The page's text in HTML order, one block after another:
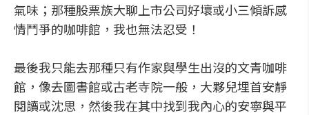
氣味；那種股票族大聊上市公司好壞或小三傾訴感
情鬥爭的咖啡館，我也無法忍受！
最後我只能去那種只有作家與學生出沒的文青咖啡
館，像去圖書館或古老寺院一般，大夥兒埋首安靜
閱讀或沈思，然後我在其中找到我內心的安寧與平